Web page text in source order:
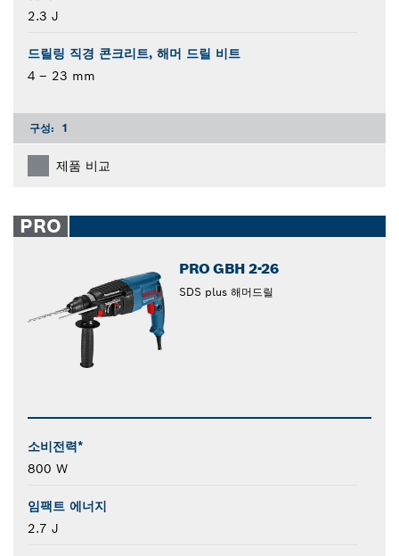
2.3 J
드릴링 직경 콘크리트, 해머 드릴 비트
4 – 23 mm
구성: 1
제품 비교
PRO
PRO GBH 2-26
SDS plus 해머드릴
소비전력*
800 W
임팩트 에너지
2.7 J